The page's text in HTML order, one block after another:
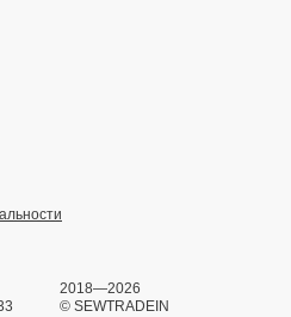
2018—2026
© SEWTRADEIN